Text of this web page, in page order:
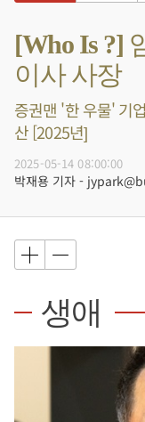
[Who Is ?]
이사 사장
증권맨 '한 우물' 기
산 [2025년]
2025-05-14 08:00:00
박재용 기자 -
생애